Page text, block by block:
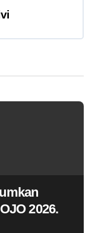
2026.